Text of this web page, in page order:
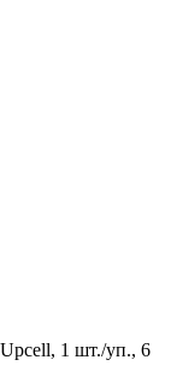
1 шт./уп., 6